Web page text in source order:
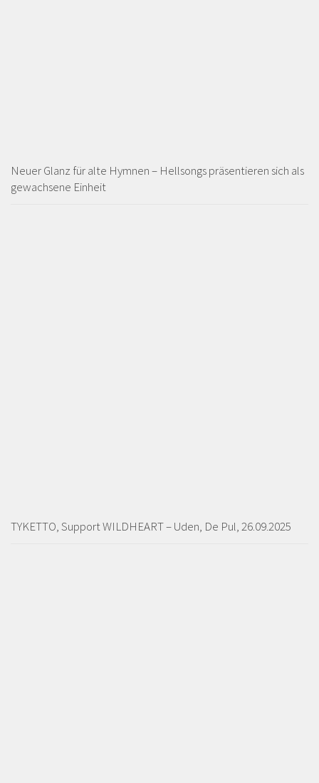
Neuer Glanz für alte Hymnen – Hellsongs präsentieren sich als
gewachsene Einheit
TYKETTO, Support WILDHEART – Uden, De Pul, 26.09.2025